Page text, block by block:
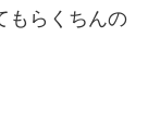
もらくちんの